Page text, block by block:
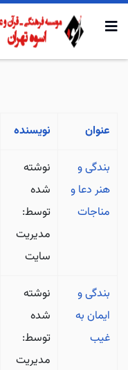
عنوان نویسنده
بندگی و
هنر دعا و
مناجات
نوشته
شده
توسط:
مدیریت
سایت
بندگی و
ایمان به
غیب
نوشته
شده
توسط:
مدیریت